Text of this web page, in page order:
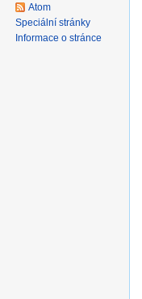
Atom
Speciální stránky
Informace o stránce